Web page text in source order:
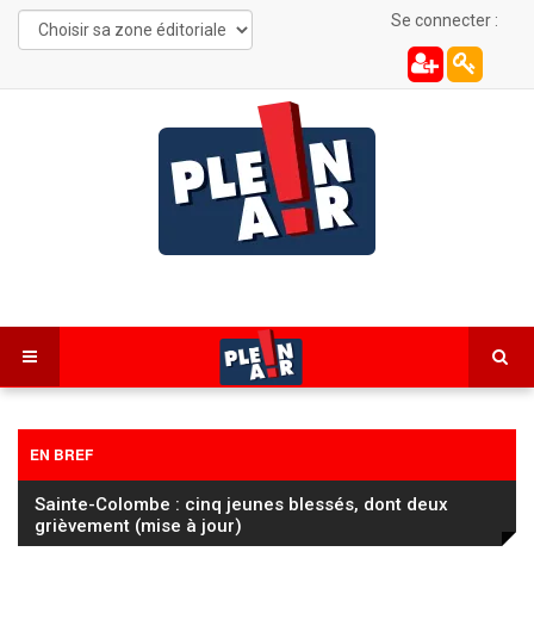
Se connecter :
EN BREF
Sainte-Colombe : cinq jeunes blessés, dont deux
grièvement (mise à jour)